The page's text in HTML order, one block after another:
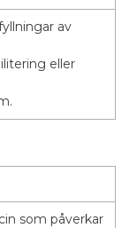
av
eller
som påverkar